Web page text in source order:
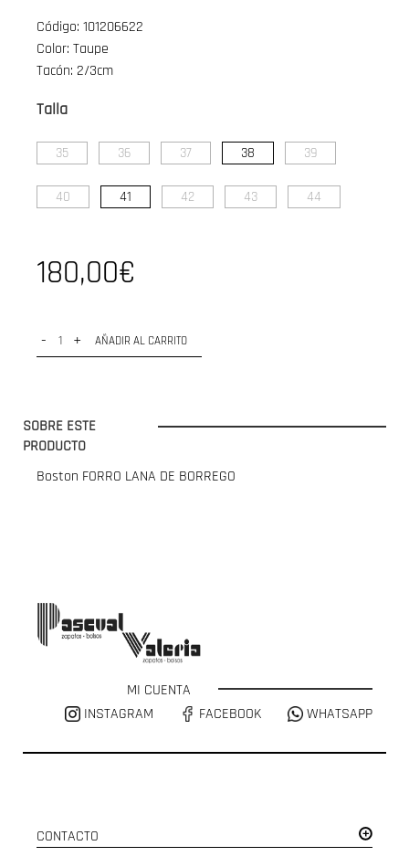
Código: 101206622
Color: Taupe
Tacón: 2/3cm
Talla
35 36 37 38 39
40 41 42 43 44
180,00€
- + AÑADIR AL CARRITO
SOBRE ESTE
PRODUCTO
Boston FORRO LANA DE BORREGO
MI CUENTA
INSTAGRAM
FACEBOOK WHATSAPP
CONTACTO